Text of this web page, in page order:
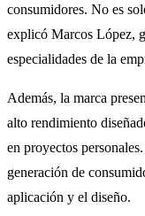
consumidores. No es
explicó Marcos López,
especialidades de la
Además, la marca
alto rendimiento
en proyectos
generación de
aplicación y el diseño.